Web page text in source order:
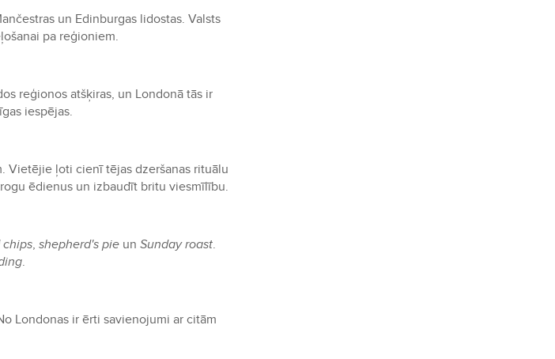
un Edinburgas lidostas. Valsts
pa reģioniem.
reģionos atšķiras, un Londonā tās ir
iespējas.
Vietējie ļoti cienī tējas dzeršanas rituālu
ēdienus un izbaudīt britu viesmīlību.
chips, shepherd's pie un Sunday roast.
.
Londonas ir ērti savienojumi ar citām